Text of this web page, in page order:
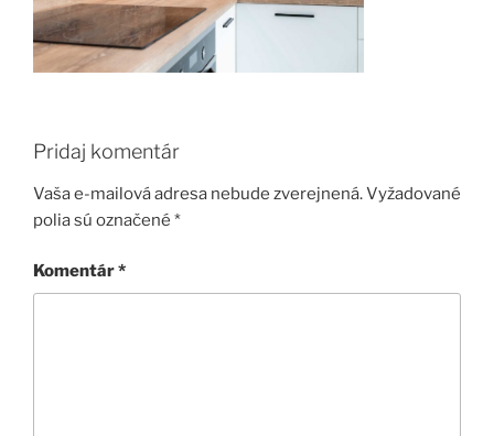
Pridaj komentár
Vaša e-mailová adresa nebude zverejnená.Vyžadované
polia sú označené *
Komentár*